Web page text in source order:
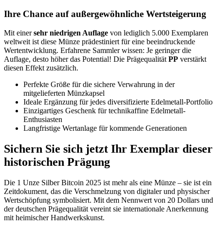
Ihre Chance auf außergewöhnliche Wertsteigerung
Mit einersehr niedrigen Auflage von lediglich 5.000 Exemplaren
weltweit ist diese Münze prädestiniert für eine beeindruckende
Wertentwicklung. Erfahrene Sammler wissen: Je geringer die
Auflage, desto höher das Potential! Die Prägequalität PP verstärkt
diesen Effekt zusätzlich.
Perfekte Größe für die sichere Verwahrung in der
mitgelieferten Münzkapsel
Ideale Ergänzung für jedes diversifizierte Edelmetall-Portfolio
Einzigartiges Geschenk für technikaffine Edelmetall-
Enthusiasten
Langfristige Wertanlage für kommende Generationen
Sichern Sie sich jetzt Ihr Exemplar dieser
historischen Prägung
Die 1 Unze Silber Bitcoin 2025 ist mehr als eine Münze – sie ist ein
Zeitdokument, das die Verschmelzung von digitaler und physischer
Wertschöpfung symbolisiert. Mit dem Nennwert von 20 Dollars und
der deutschen Prägequalität vereint sie internationale Anerkennung
mit heimischer Handwerkskunst.